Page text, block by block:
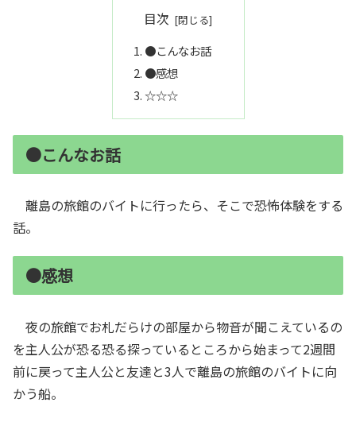
目次
●こんなお話
●感想
☆☆☆
●こんなお話
離島の旅館のバイトに行ったら、そこで恐怖体験をする
話。
●感想
夜の旅館でお札だらけの部屋から物音が聞こえているの
を主人公が恐る恐る探っているところから始まって2週間
前に戻って主人公と友達と3人で離島の旅館のバイトに向
かう船。